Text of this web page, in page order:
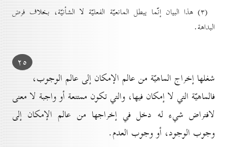
(۳) هذا البيان إنّما يبطل المانعيّة الفعليّة لا الشأنيّة، بخلاف فرض
البداهة.
۲٥
شغلها إخراج الماهيّة من عالم الإمكان إلى عالم الوجوب،
فالماهيّة التي لا إمكان فيها، والتي تكون ممتنعة أو واجبة لا معنى
لافتراض شيء له دخل في إخراجها من عالم الإمكان إلى
وجوب الوجود، أو وجوب العدم.